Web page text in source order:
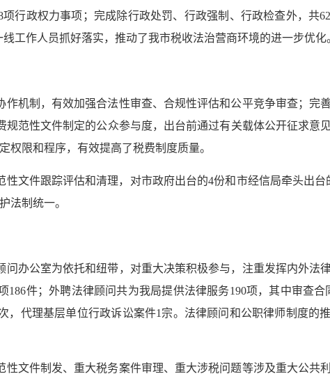
项行政权力事项；完成除行政处罚、行政强制、行政检查外，共
工作人员抓好落实，推动了我市税收法治营商环境的进一步优化
作机制，有效加强合法性审查、合规性评估和公平竞争审查； 完
范性文件制定的公众参与度， 出台前通过有关载体公开征求意
权限和程序，有效提高了税费制度质量。
性文件跟踪评估和清理，对市政府出台的4份和市经信局牵头出台
法制统一。
问办公室为依托和纽带，对重大决策积极参与，注重发挥内外法
186件；外聘法律顾问共为我局提供法律服务190项，其中审查合
，代理基层单位行政诉讼案件1 宗。法律顾问和公职律师制度的
性文件制发、重大税务案件审理、重大涉税问题等涉及重大公共